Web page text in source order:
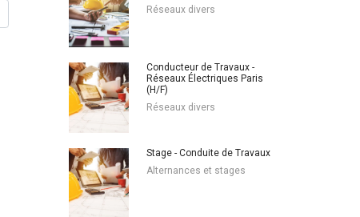
Réseaux divers
Conducteur de Travaux -
Réseaux Électriques Paris
(H/F)
Réseaux divers
Stage - Conduite de Travaux
Alternances et stages